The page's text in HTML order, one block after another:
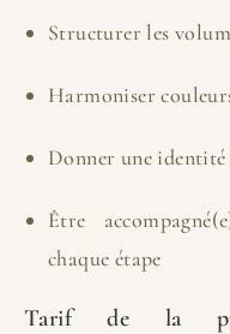
Structurer les
Harmoniser
Donner une
Être
chaque étape
Tarif de la